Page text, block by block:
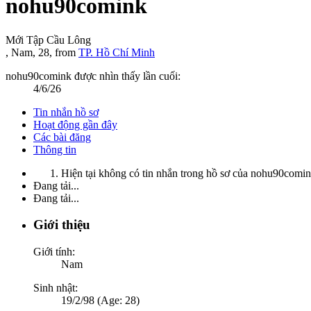
nohu90comink
Mới Tập Cầu Lông
, Nam, 28, from TP. Hồ Chí Minh
nohu90comink được nhìn thấy lần cuối:
4/6/26
Tin nhắn hồ sơ
Hoạt động gần đây
Các bài đăng
Thông tin
Hiện tại không có tin nhắn trong hồ sơ của
Đang tải...
Đang tải...
Giới thiệu
Giới tính:
Nam
Sinh nhật:
19/2/98 (Age: 28)